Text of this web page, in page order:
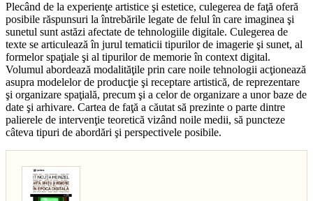
Plecând de la experienţe artistice şi estetice, culegerea de faţă oferă
posibile răspunsuri la întrebările legate de felul în care imaginea şi
sunetul sunt astăzi afectate de tehnologiile digitale. Culegerea de
texte se articulează în jurul tematicii tipurilor de imagerie şi sunet, al
formelor spaţiale şi al tipurilor de memorie în context digital.
Volumul abordează modalităţile prin care noile tehnologii acţionează
asupra modelelor de producţie şi receptare artistică, de reprezentare
şi organizare spaţială, precum şi a celor de organizare a unor baze de
date şi arhivare. Cartea de faţă a căutat să prezinte o parte dintre
palierele de intervenţie teoretică vizând noile medii, să puncteze
câteva tipuri de abordări şi perspectivele posibile.